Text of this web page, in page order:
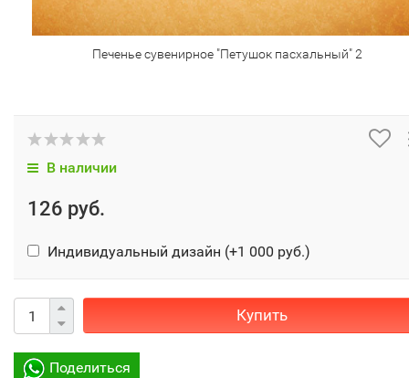
Печенье сувенирное "Петушок пасхальный" 2
В наличии
126 руб.
Индивидуальный дизайн (+1 000 руб.)
Купить
Поделиться